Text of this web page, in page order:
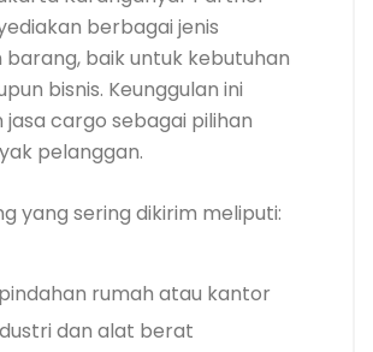
berbagai jenis
baik untuk kebutuhan
bisnis. Keunggulan ini
jasa cargo sebagai pilihan
pelanggan.
yang sering dikirim meliputi:
rumah atau kantor
dan alat berat